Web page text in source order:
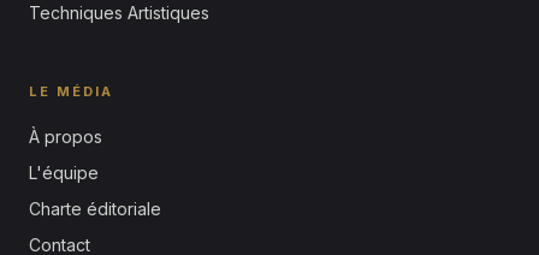
Techniques Artistiques
LE MÉDIA
À propos
L'équipe
Charte éditoriale
Contact